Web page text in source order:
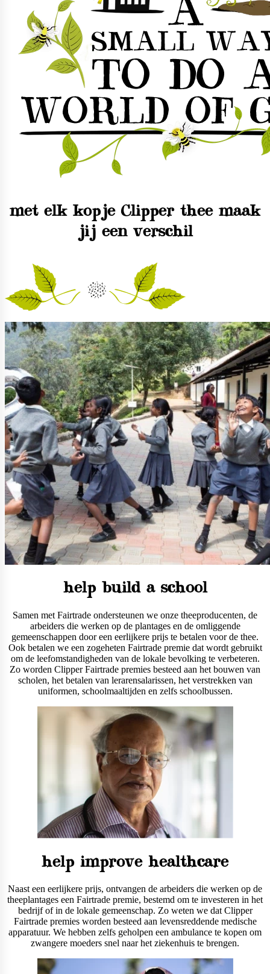
met elk kopje Clipper thee maak
jij een verschil
help build a school
Samen met Fairtrade ondersteunen we onze theeproducenten, de
arbeiders die werken op de plantages en de omliggende
gemeenschappen door een eerlijkere prijs te betalen voor de thee.
Ook betalen we een zogeheten Fairtrade premie dat wordt gebruikt
om de leefomstandigheden van de lokale bevolking te verbeteren.
Zo worden Clipper Fairtrade premies besteed aan het bouwen van
scholen, het betalen van lerarensalarissen, het verstrekken van
uniformen, schoolmaaltijden en zelfs schoolbussen.
help improve healthcare
Naast een eerlijkere prijs, ontvangen de arbeiders die werken op de
theeplantages een Fairtrade premie, bestemd om te investeren in het
bedrijf of in de lokale gemeenschap. Zo weten we dat Clipper
Fairtrade premies worden besteed aan levensreddende medische
apparatuur. We hebben zelfs geholpen een ambulance te kopen om
zwangere moeders snel naar het ziekenhuis te brengen.